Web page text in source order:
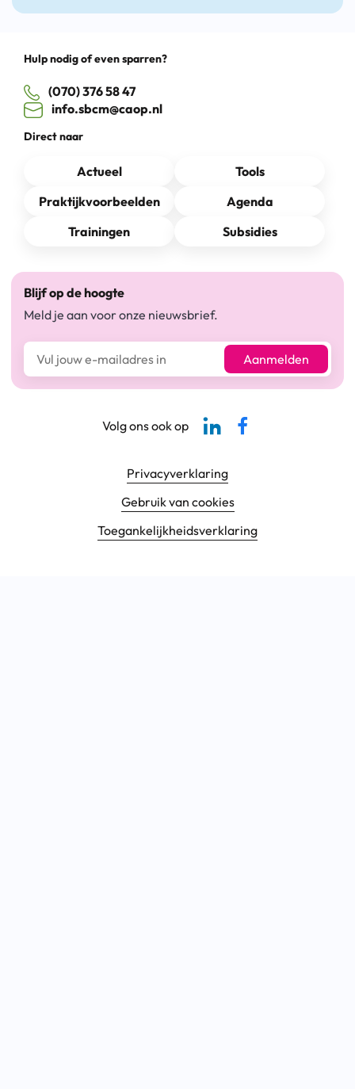
Hulp nodig of even sparren?
(070) 376 58 47
info.sbcm@caop.nl
Direct naar
Actueel
Tools
Praktijkvoorbeelden
Agenda
Trainingen
Subsidies
Blijf op de hoogte
Meld je aan voor onze nieuwsbrief.
E-mailadres* Aanmelden
Footer navigatie
Privacyverklaring
Gebruik van cookies
Toegankelijkheids­verklaring
Volg ons ook op
Linkedin-pagina SBCM
Facebook SBCM